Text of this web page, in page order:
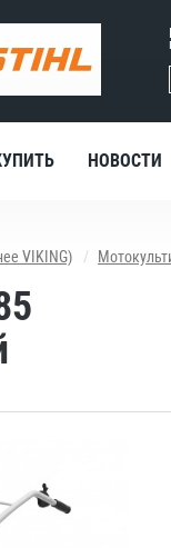
НОВОСТИ
VIKING)